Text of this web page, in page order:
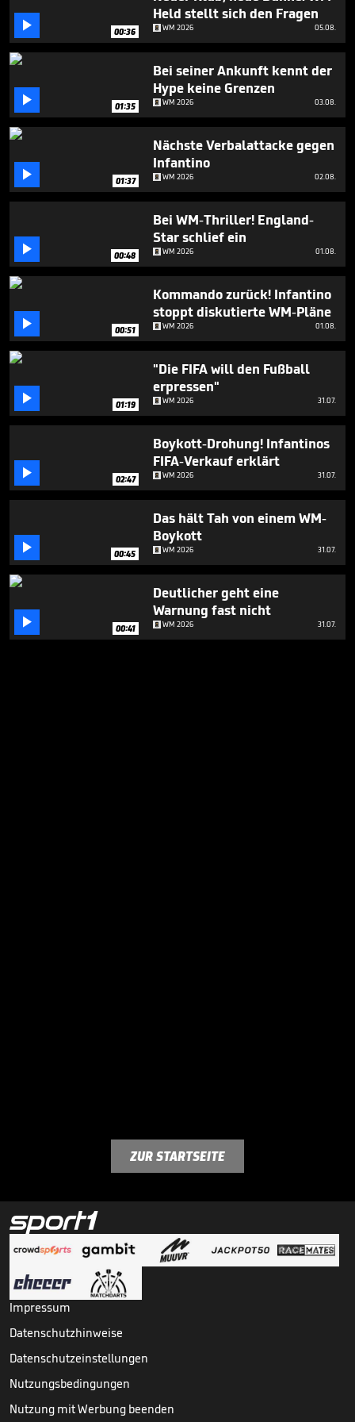
 00:36
Held stellt sich den Fragen
WM 2026 05.08.
 01:35
Bei seiner Ankunft kennt der
Hype keine Grenzen
WM 2026 03.08.
 01:37
Nächste Verbalattacke gegen
Infantino
WM 2026 02.08.
 00:48
Bei WM-Thriller! England-
Star schlief ein
WM 2026 01.08.
 00:51
Kommando zurück! Infantino
stoppt diskutierte WM-Pläne
WM 2026 01.08.
 01:19
"Die FIFA will den Fußball
erpressen"
WM 2026 31.07.
 02:47
Boykott-Drohung! Infantinos
FIFA-Verkauf erklärt
WM 2026 31.07.
 00:45
Das hält Tah von einem WM-
Boykott
WM 2026 31.07.
 00:41
Deutlicher geht eine
Warnung fast nicht
WM 2026 31.07.
ZUR STARTSEITE
Impressum
Datenschutzhinweise
Datenschutzeinstellungen
Nutzungsbedingungen
Nutzung mit Werbung beenden